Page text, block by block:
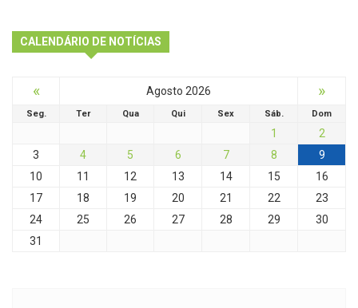
CALENDÁRIO DE NOTÍCIAS
« Agosto 2026 »
Seg. Ter Qua Qui Sex Sáb. Dom
1
2
3
4 5 6 7 8
9
10
11 12 13 14 15
16
17
18 19 20 21 22
23
24
25 26 27 28 29
30
31